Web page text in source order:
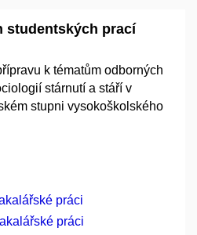
studentských prací
k tématům odborných
stárnutí a stáří v
stupni vysokoškolského
práci
práci